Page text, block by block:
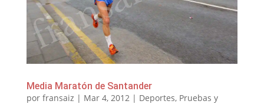
Media Maratón de Santander
por fransaiz | Mar 4, 2012 | Deportes, Pruebas y